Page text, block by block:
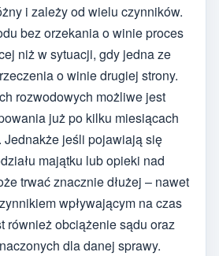
i zależy od wielu czynników.
bez orzekania o winie proces
niż w sytuacji, gdy jedna ze
o winie drugiej strony.
rozwodowych możliwe jest
już po kilku miesiącach
Jednakże jeśli pojawiają się
majątku lub opieki nad
trwać znacznie dłużej – nawet
wpływającym na czas
również obciążenie sądu oraz
dla danej sprawy.